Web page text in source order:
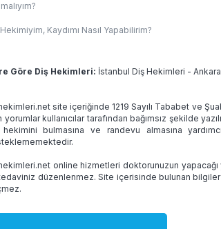
Kaydımı Nasıl Yapabilirim?
Göre Diş Hekimleri: İstanbul Diş Hekimleri -
site içeriğinde 1219 Sayılı Tababet ve
yorumlar kullanıcılar tarafından bağımsız şekilde
bulmasına ve randevu almasına
online hizmetleri doktorunuzun
düzenlenmez. Site içerisinde bulunan bilgiler